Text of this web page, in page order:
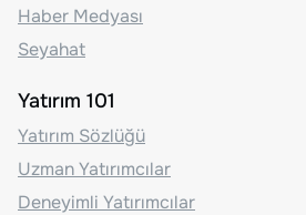
Haber Medyası
Seyahat
Yatırım 101
Yatırım Sözlüğü
Uzman Yatırımcılar
Deneyimli Yatırımcılar